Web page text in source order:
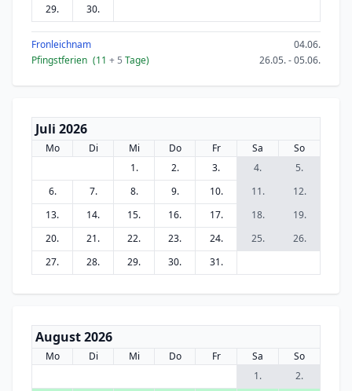
29. 30.
Fronleichnam
04.06.
Pfingstferien (11 + 5 Tage) 26.05. - 05.06.
Juli 2026
Mo Di Mi Do Fr Sa
So
1.
2. 3. 4.
5.
6.
7. 8. 9. 10. 11.
12.
13.
14. 15. 16. 17. 18.
19.
20.
21. 22. 23. 24. 25.
26.
27.
28. 29. 30. 31.
August 2026
Mo Di Mi Do Fr Sa
So
1.
2.